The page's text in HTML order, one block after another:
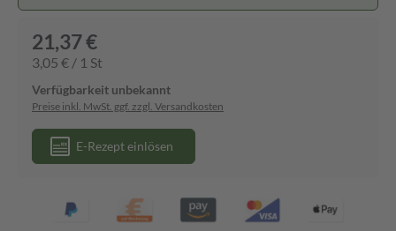
21,37 €
3,05 € / 1 St
Verfügbarkeit unbekannt
Preise inkl. MwSt. ggf. zzgl. Versandkosten
E-Rezept einlösen